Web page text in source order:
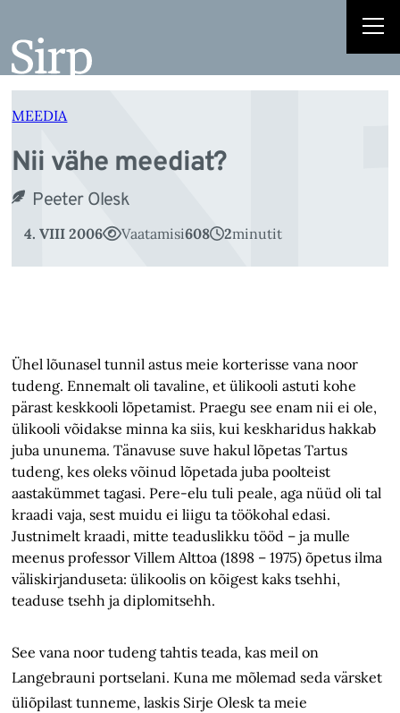
juurde
MEEDIA
Nii vähe meediat?
Peeter Olesk
4. VIII 2006 Vaatamisi608 2minutit
Ühel lõunasel tunnil astus meie korterisse vana noor
tudeng. Ennemalt oli tavaline, et ülikooli astuti kohe
pärast keskkooli lõpetamist. Praegu see enam nii ei ole,
ülikooli võidakse minna ka siis, kui keskharidus hakkab
juba ununema. Tänavuse suve hakul lõpetas Tartus
tudeng, kes oleks võinud lõpetada juba poolteist
aastakümmet tagasi. Pere-elu tuli peale, aga nüüd oli tal
kraadi vaja, sest muidu ei liigu ta töökohal edasi.
Justnimelt kraadi, mitte teaduslikku tööd – ja mulle
meenus professor Villem Alttoa (1898 – 1975) õpetus ilma
väliskirjanduseta: ülikoolis on kõigest kaks tsehhi,
teaduse tsehh ja diplomitsehh.
See vana noor tudeng tahtis teada, kas meil on
Langebrauni portselani. Kuna me mõlemad seda värsket
üliõpilast tunneme, laskis Sirje Olesk ta meie